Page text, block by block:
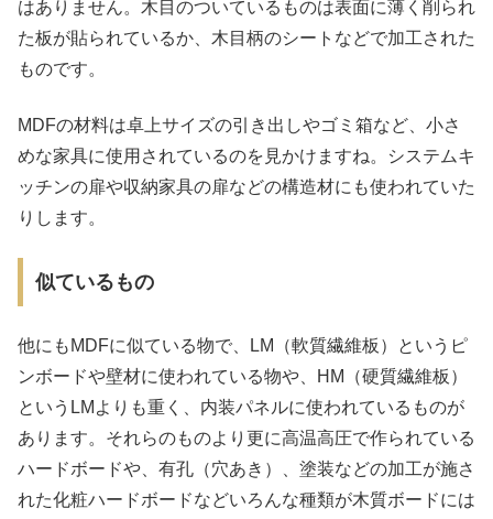
はありません。木目のついているものは表面に薄く削られ
た板が貼られているか、木目柄のシートなどで加工された
ものです。
MDFの材料は卓上サイズの引き出しやゴミ箱など、小さ
めな家具に使用されているのを見かけますね。システムキ
ッチンの扉や収納家具の扉などの構造材にも使われていた
りします。
似ているもの
他にもMDFに似ている物で、LM（軟質繊維板）というピ
ンボードや壁材に使われている物や、HM（硬質繊維板）
というLMよりも重く、内装パネルに使われているものが
あります。それらのものより更に高温高圧で作られている
ハードボードや、有孔（穴あき）、塗装などの加工が施さ
れた化粧ハードボードなどいろんな種類が木質ボードには